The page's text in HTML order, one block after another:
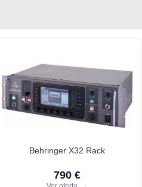
Behringer X32 Rack
790 €